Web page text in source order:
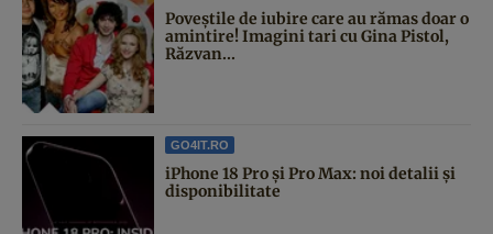
Poveştile de iubire care au rămas doar o
amintire! Imagini tari cu Gina Pistol,
Răzvan...
GO4IT.RO
iPhone 18 Pro și Pro Max: noi detalii și
disponibilitate